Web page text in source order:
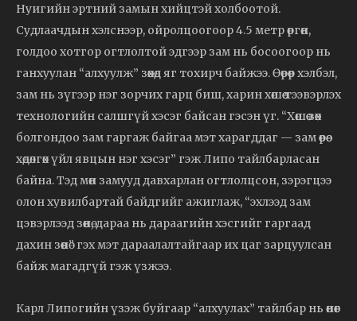
Нуигийн эртний замын хийцтэй холбоотой.
Судлаачдын хэлснээр, ойролцоогоор 4.5 метр өргөн,
голдоо хотгор огтлолтой эдгээр зам нь босоогоор нь
ганхуулан “алхуулж” зөөхөд яг тохирч байжээ. Өөрөөр хэлбэл,
зам нь зүгээр нэг зорчих гарц биш, харин хөшөө тээвэрлэх
технологийн салшгүй хэсэг байсан гэсэн үг. “Хөшөө зөөх
болгондоо зам гаргаж байгаа мэт харагддаг — зам өөрөө
хөдөлгөх үйл явцын нэг хэсэг” гэж Липо тайлбарласан
байна. Тэд мөн замууд давхарлан огтлолцсон, зэрэгцээ
олон хувилбартай байдгийг ажиглаж, “эхлээд зам
цэвэрлээд зөөнө, дараа нь дараагийн хэсгийг гаргаад
дахин зөөнө” гэх мэт дараалалтайгаар их цаг зарцуулсан
байж магадгүй гэж үзжээ.
Карл Липогийн үзэж буйгаар “алхуулах” тайлбар нь өнөөг